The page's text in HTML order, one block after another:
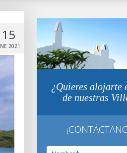
15
2021
¿Quieres alojarte
de nuestras